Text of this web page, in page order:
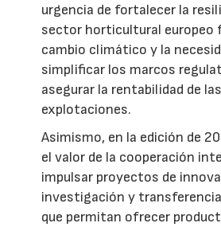
urgencia de fortalecer la
sector horticultural europeo
cambio climático y la
simplificar los marcos
asegurar la rentabilidad de las
explotaciones.
Asimismo, en la edición de
el valor de la cooperación
impulsar proyectos de
investigación y
que permitan ofrecer